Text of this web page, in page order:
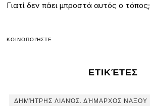
Γιατί δεν πάει μπροστά αυτός ο τόπος;
ΚΟΙΝΟΠΟΙΉΣΤΕ
ΕΤΙΚΈΤΕΣ
ΔΗΜΉΤΡΗΣ ΛΙΑΝΌΣ. ΔΉΜΑΡΧΟΣ ΝΑΞΟΥ